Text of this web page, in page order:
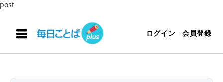
post
ログイン 会員登録